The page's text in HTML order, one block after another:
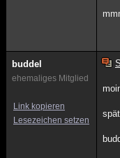
buddel
ehemaliges Mitglied
Link kopieren
Lesezeichen setzen